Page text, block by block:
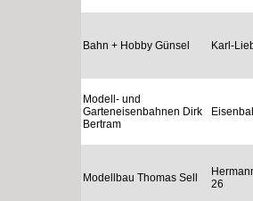
Bahn + Hobby Günsel Karl-
Modell- und
Garteneisenbahnen Dirk
Bertram
Modellbau Thomas Sell
26